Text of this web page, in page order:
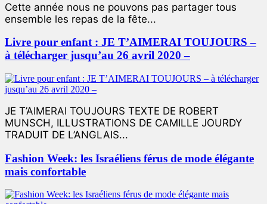
Cette année nous ne pouvons pas partager tous
ensemble les repas de la fête...
Livre pour enfant : JE T’AIMERAI TOUJOURS –
à télécharger jusqu’au 26 avril 2020 –
JE T’AIMERAI TOUJOURS TEXTE DE ROBERT
MUNSCH, ILLUSTRATIONS DE CAMILLE JOURDY
TRADUIT DE L’ANGLAIS...
Fashion Week: les Israéliens férus de mode élégante
mais confortable